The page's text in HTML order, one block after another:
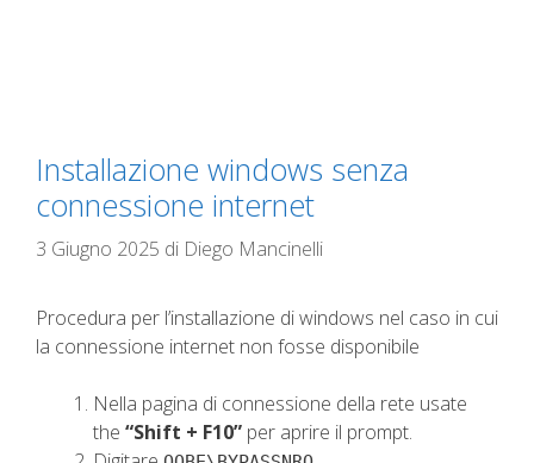
Installazione windows senza
connessione internet
3 Giugno 2025 di Diego Mancinelli
Procedura per l’installazione di windows nel caso in cui
la connessione internet non fosse disponibile
Nella pagina di connessione della rete usate
the “Shift + F10” per aprire il prompt.